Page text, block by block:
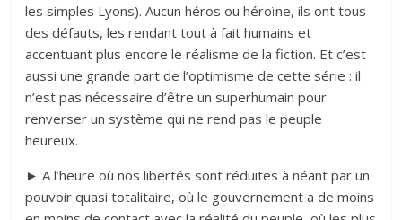
les simples Lyons). Aucun héros ou héroïne, ils ont tous
des défauts, les rendant tout à fait humains et
accentuant plus encore le réalisme de la fiction. Et c’est
aussi une grande part de l’optimisme de cette série : il
n’est pas nécessaire d’être un superhumain pour
renverser un système qui ne rend pas le peuple
heureux.
► A l’heure où nos libertés sont réduites à néant par un
pouvoir quasi totalitaire, où le gouvernement a de moins